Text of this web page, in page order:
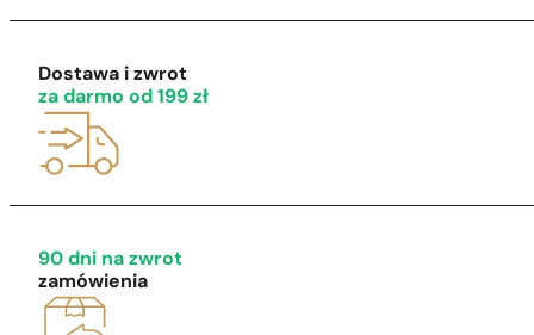
Dostawa i zwrot
za darmo od 199 zł
90 dni na zwrot
zamówienia